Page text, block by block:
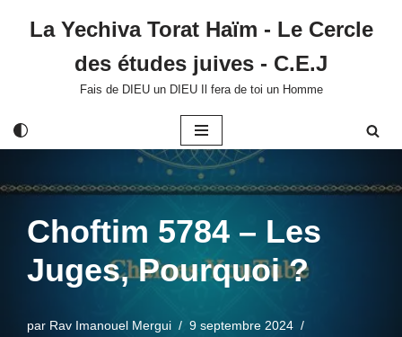
La Yechiva Torat Haïm - Le Cercle
des études juives - C.E.J
Fais de DIEU un DIEU Il fera de toi un Homme
Choftim 5784 – Les
Juges, Pourquoi ?
par Rav Imanouel Mergui
9 septembre 2024